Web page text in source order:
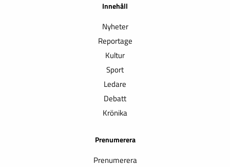
Innehåll
Nyheter
Reportage
Kultur
Sport
Ledare
Debatt
Krönika
Prenumerera
Prenumerera